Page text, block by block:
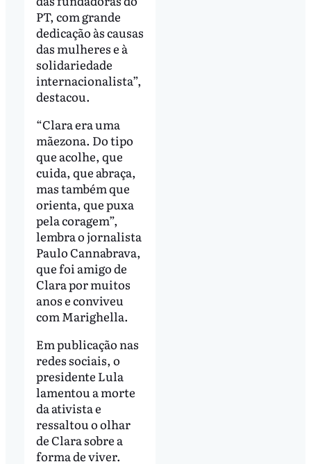
PT, com grande
dedicação às causas
das mulheres e à
solidariedade
internacionalista”,
destacou.
“Clara era uma
mãezona. Do tipo
que acolhe, que
cuida, que abraça,
mas também que
orienta, que puxa
pela coragem”,
lembra o jornalista
Paulo Cannabrava,
que foi amigo de
Clara por muitos
anos e conviveu
com Marighella.
Em publicação nas
redes sociais, o
presidente Lula
lamentou a morte
da ativista e
ressaltou o olhar
de Clara sobre a
forma de viver.